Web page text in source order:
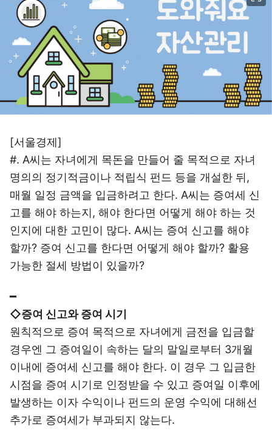
[서울경제]
#. A씨는 자녀에게 목돈을 만들어 줄 목적으로 자녀
명의의 정기적금이나 적립식 펀드 등을 개설한 뒤,
매월 일정 금액을 입금하려고 한다. A씨는 증여세 신
고를 해야 하는지, 해야 한다면 어떻게 해야 하는 것
인지에 대한 고민이 많다. A씨는 증여 신고를 해야
할까? 증여 신고를 한다면 어떻게 해야 할까? 활용
가능한 절세 방법이 있을까?
━
◇증여 신고와 증여 시기
원칙적으로 증여 목적으로 자녀에게 금전을 입금할
경우엔 그 증여일이 속하는 달의 말일로부터 3개월
이내에 증여세 신고를 해야 한다. 이 경우 그 입금한
시점을 증여 시기로 인정받을 수 있고 증여일 이후에
발생하는 이자 수익이나 펀드의 운영 수익에 대해선
추가로 증여세가 부과되지 않는다.